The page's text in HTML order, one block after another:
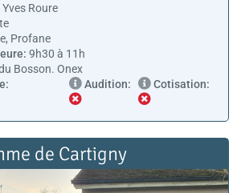
Yves Roure
Profane
9h30 à 11h
Bosson. Onex
Audition: Cotisation:
de Cartigny